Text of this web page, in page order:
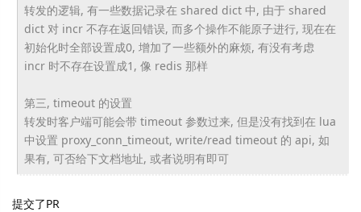
转发的逻辑, 有一些数据记录在 shared dict 中, 由于 shared
dict 对 incr 不存在返回错误, 而多个操作不能原子进行, 现在在
初始化时全部设置成0, 增加了一些额外的麻烦, 有没有考虑
incr 时不存在设置成1, 像 redis 那样
第三, timeout 的设置
转发时客户端可能会带 timeout 参数过来, 但是没有找到在 lua
中设置 proxy_conn_timeout, write/read timeout 的 api, 如
果有, 可否给下文档地址, 或者说明有即可
提交了PR